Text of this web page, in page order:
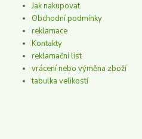
Jak nakupovat
Obchodní podmínky
reklamace
Kontakty
reklamační list
vrácení nebo výměna zboží
tabulka velikostí